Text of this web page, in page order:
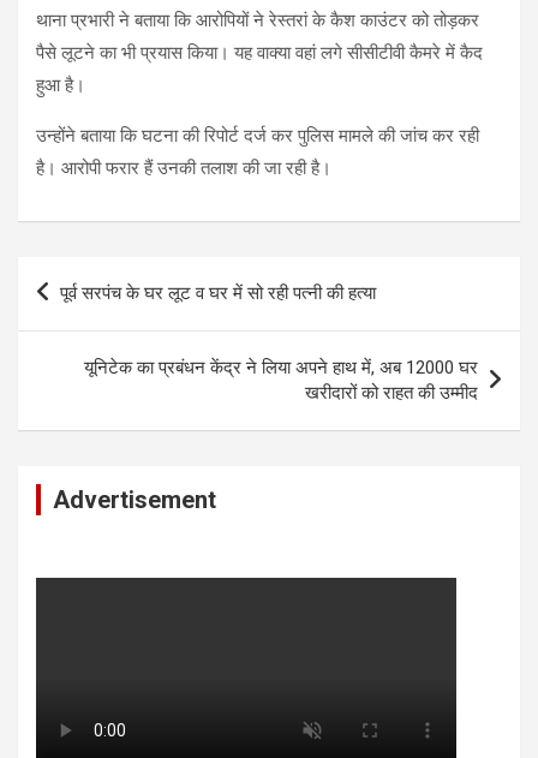
थाना प्रभारी ने बताया कि आरोपियों ने रेस्तरां के कैश काउंटर को तोड़कर
पैसे लूटने का भी प्रयास किया। यह वाक्या वहां लगे सीसीटीवी कैमरे में कैद
हुआ है।
उन्होंने बताया कि घटना की रिपोर्ट दर्ज कर पुलिस मामले की जांच कर रही
है। आरोपी फरार हैं उनकी तलाश की जा रही है।
Post
navigation
पूर्व सरपंच के घर लूट व घर में सो रही पत्नी की हत्या
यूनिटेक का प्रबंधन केंद्र ने लिया अपने हाथ में, अब 12000 घर
खरीदारों को राहत की उम्मीद
Advertisement